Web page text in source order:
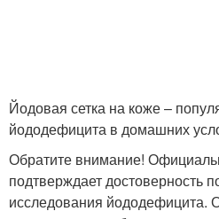
Йодовая сетка на коже –
йододефицита в домашних
Обратите внимание!
подтверждает достоверность
исследования